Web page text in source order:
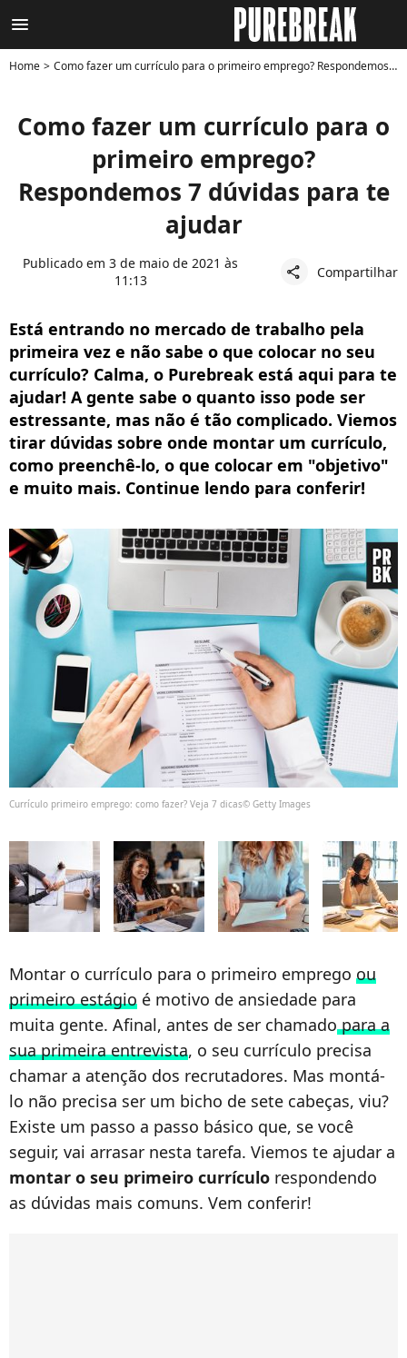
menu
Home Como fazer um currículo para o primeiro emprego? Respondemos 7 dúvidas para te ajudar
Como fazer um currículo para o
primeiro emprego?
Respondemos 7 dúvidas para te
ajudar
Publicado em 3 de maio de 2021 às
11:13
share Compartilhar
Está entrando no mercado de trabalho pela
primeira vez e não sabe o que colocar no seu
currículo? Calma, o Purebreak está aqui para te
ajudar! A gente sabe o quanto isso pode ser
estressante, mas não é tão complicado. Viemos
tirar dúvidas sobre onde montar um currículo,
como preenchê-lo, o que colocar em "objetivo"
e muito mais. Continue lendo para conferir!
Currículo primeiro emprego: como fazer? Veja 7 dicas© Getty Images
Montar o currículo para o primeiro emprego ou
primeiro estágio é motivo de ansiedade para
muita gente. Afinal, antes de ser chamadopara a
sua primeira entrevista, o seu currículo precisa
chamar a atenção dos recrutadores. Mas montá-
lo não precisa ser um bicho de sete cabeças, viu?
Existe um passo a passo básico que, se você
seguir, vai arrasar nesta tarefa. Viemos te ajudar a
montar o seu primeiro currículo respondendo
as dúvidas mais comuns. Vem conferir!